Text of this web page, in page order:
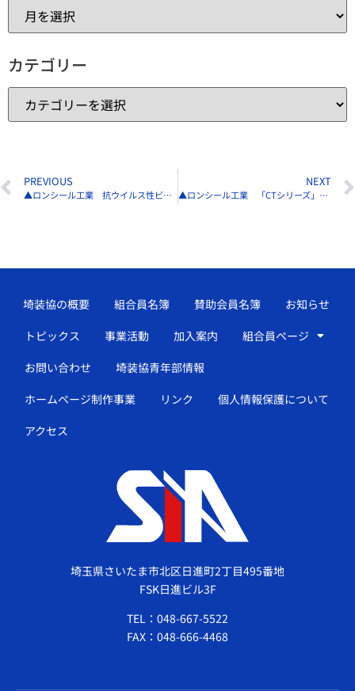
カテゴリー
PREVIOUS
▲ロンシール工業 抗ウイルス性ビニル床材のラインナップ拡充
NEXT
▲ロンシール工業 「CTシリーズ」に新型コロナウイルスの低減効果確認
埼玉県さいたま市北区日進町2丁目495番地
FSK日進ビル3F
TEL：048-667-5522
FAX：048-666-4468
埼装協の概要 組合員名簿 賛助会員名簿
お知らせ
トピックス
事業活動 加入案内
組合員ページ
お問い合わせ
埼装協青年部情報
ホームページ制作事業
リンク
個人情報保護について
アクセス